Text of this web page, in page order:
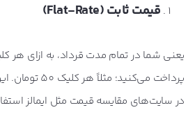
قیمت ثابت (Flat-Rate
)
یعنی شما در تمام مدت قرداد، به ازای هر
پرداخت می‌کنید؛
در سایت‌های مقایسه قیمت مثل ایمالز